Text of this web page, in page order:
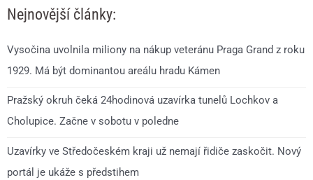
Nejnovější články:
Vysočina uvolnila miliony na nákup veteránu Praga Grand z roku
1929. Má být dominantou areálu hradu Kámen
Pražský okruh čeká 24hodinová uzavírka tunelů Lochkov a
Cholupice. Začne v sobotu v poledne
Uzavírky ve Středočeském kraji už nemají řidiče zaskočit. Nový
portál je ukáže s předstihem